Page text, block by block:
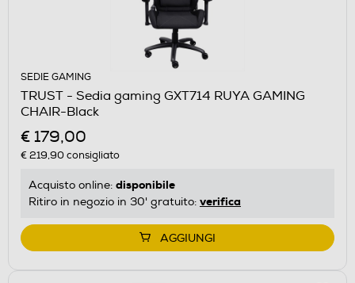
SEDIE GAMING
TRUST - Sedia gaming GXT714 RUYA GAMING
CHAIR-Black
€ 179,00
€ 219,90consigliato
Acquisto online: disponibile
Ritiro in negozio in 30' gratuito: verifica
AGGIUNGI